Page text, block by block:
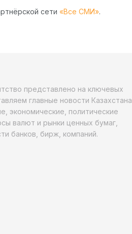
сети «Все СМИ».
представлено на ключевых
главные новости Казахстана,
экономические, политические
валют и рынки ценных бумаг,
банков, бирж, компаний.